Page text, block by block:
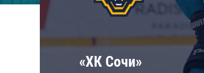
Локомотив
ЦСКА
Шанхайские Драконы
«ХК Сочи»